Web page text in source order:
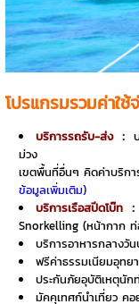
โปรแกรมรวมค่าใช้
บริการรถรับ-ส่ง ：
ม่วง
เขตพื้นที่อื่นๆ คิดค่าบริกา
ข้อมูลเพิ่มเติม)
บริการเรือสปีดโบ๊ท ：
Snorkelling (หน้ากาก ท่
บริการอาหารกลางวัน
ฟรีค่าธรรมเนียมอุทย
ประกันภัยอุบัติเหตุนัก
มัคคุเทศก์นำเที่ยว ค